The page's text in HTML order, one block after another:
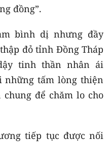
đồng”.
bình dị nhưng đầy
đỏ tỉnh Đồng Tháp
tinh thần nhân ái
những tấm lòng thiện
để chăm lo cho
tiếp tục được nối